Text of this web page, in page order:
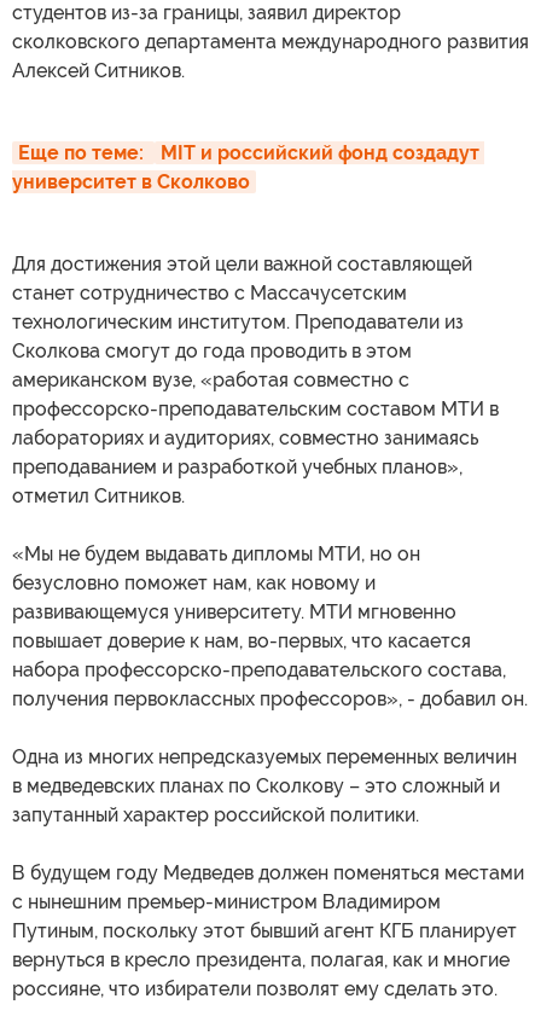
студентов из-за границы, заявил директор
сколковского департамента международного развития
Алексей Ситников.
Еще по теме:
MIT и российский фонд создадут
университет в Сколково
Для достижения этой цели важной составляющей
станет сотрудничество с Массачусетским
технологическим институтом. Преподаватели из
Сколкова смогут до года проводить в этом
американском вузе, «работая совместно с
профессорско-преподавательским составом МТИ в
лабораториях и аудиториях, совместно занимаясь
преподаванием и разработкой учебных планов»,
отметил Ситников.
«Мы не будем выдавать дипломы МТИ, но он
безусловно поможет нам, как новому и
развивающемуся университету. МТИ мгновенно
повышает доверие к нам, во-первых, что касается
набора профессорско-преподавательского состава,
получения первоклассных профессоров», - добавил он.
Одна из многих непредсказуемых переменных величин
в медведевских планах по Сколкову – это сложный и
запутанный характер российской политики.
В будущем году Медведев должен поменяться местами
с нынешним премьер-министром Владимиром
Путиным, поскольку этот бывший агент КГБ планирует
вернуться в кресло президента, полагая, как и многие
россияне, что избиратели позволят ему сделать это.